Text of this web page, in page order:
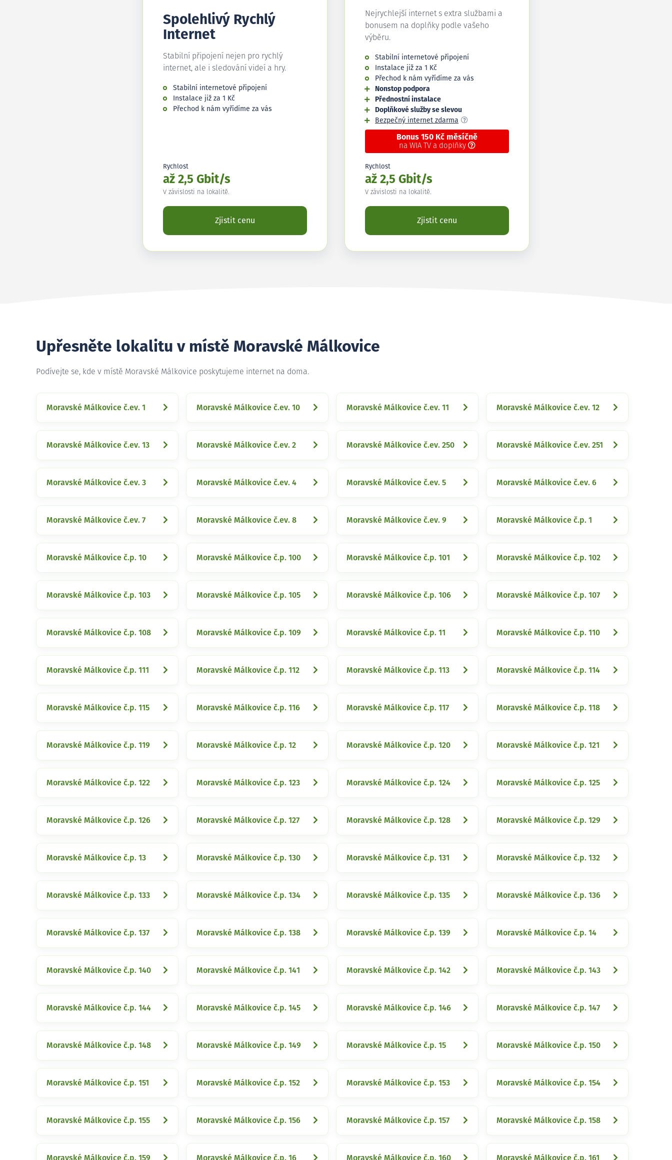
Spolehlivý Rychlý
Internet
Stabilní připojení nejen pro rychlý
internet, ale i sledování videí a hry.
Stabilní internetové připojení
Instalace již za 1 Kč
Přechod k nám vyřídíme za vás
Rychlost
až 2,5 Gbit/s
V závislosti na lokalitě.
Zjistit cenu
Nejrychlejší internet s extra službami a
bonusem na doplňky podle vašeho
výběru.
Stabilní internetové připojení
Instalace již za 1 Kč
Přechod k nám vyřídíme za vás
Nonstop podpora
Přednostní instalace
Doplňkové služby se slevou
Bezpečný internet zdarma
Bonus 150 Kč měsíčně
na WIA TV a doplňky
Rychlost
až 2,5 Gbit/s
V závislosti na lokalitě.
Zjistit cenu
Upřesněte lokalitu v místě Moravské Málkovice
Podívejte se, kde v místě Moravské Málkovice poskytujeme internet na doma.
Moravské Málkovice č.ev. 1 Moravské Málkovice č.ev. 10 Moravské Málkovice č.ev. 11 Moravské Málkovice č.ev. 12
Moravské Málkovice č.ev. 13 Moravské Málkovice č.ev. 2 Moravské Málkovice č.ev. 250 Moravské Málkovice č.ev. 251
Moravské Málkovice č.ev. 3 Moravské Málkovice č.ev. 4 Moravské Málkovice č.ev. 5 Moravské Málkovice č.ev. 6
Moravské Málkovice č.ev. 7 Moravské Málkovice č.ev. 8 Moravské Málkovice č.ev. 9 Moravské Málkovice č.p. 1
Moravské Málkovice č.p. 10 Moravské Málkovice č.p. 100 Moravské Málkovice č.p. 101 Moravské Málkovice č.p. 102
Moravské Málkovice č.p. 103 Moravské Málkovice č.p. 105 Moravské Málkovice č.p. 106 Moravské Málkovice č.p. 107
Moravské Málkovice č.p. 108 Moravské Málkovice č.p. 109 Moravské Málkovice č.p. 11 Moravské Málkovice č.p. 110
Moravské Málkovice č.p. 111 Moravské Málkovice č.p. 112 Moravské Málkovice č.p. 113 Moravské Málkovice č.p. 114
Moravské Málkovice č.p. 115 Moravské Málkovice č.p. 116 Moravské Málkovice č.p. 117 Moravské Málkovice č.p. 118
Moravské Málkovice č.p. 119 Moravské Málkovice č.p. 12 Moravské Málkovice č.p. 120 Moravské Málkovice č.p. 121
Moravské Málkovice č.p. 122 Moravské Málkovice č.p. 123 Moravské Málkovice č.p. 124 Moravské Málkovice č.p. 125
Moravské Málkovice č.p. 126 Moravské Málkovice č.p. 127 Moravské Málkovice č.p. 128 Moravské Málkovice č.p. 129
Moravské Málkovice č.p. 13 Moravské Málkovice č.p. 130 Moravské Málkovice č.p. 131 Moravské Málkovice č.p. 132
Moravské Málkovice č.p. 133 Moravské Málkovice č.p. 134 Moravské Málkovice č.p. 135 Moravské Málkovice č.p. 136
Moravské Málkovice č.p. 137 Moravské Málkovice č.p. 138 Moravské Málkovice č.p. 139 Moravské Málkovice č.p. 14
Moravské Málkovice č.p. 140 Moravské Málkovice č.p. 141 Moravské Málkovice č.p. 142 Moravské Málkovice č.p. 143
Moravské Málkovice č.p. 144 Moravské Málkovice č.p. 145 Moravské Málkovice č.p. 146 Moravské Málkovice č.p. 147
Moravské Málkovice č.p. 148 Moravské Málkovice č.p. 149 Moravské Málkovice č.p. 15 Moravské Málkovice č.p. 150
Moravské Málkovice č.p. 151 Moravské Málkovice č.p. 152 Moravské Málkovice č.p. 153 Moravské Málkovice č.p. 154
Moravské Málkovice č.p. 155 Moravské Málkovice č.p. 156 Moravské Málkovice č.p. 157 Moravské Málkovice č.p. 158
Moravské Málkovice č.p. 159 Moravské Málkovice č.p. 16 Moravské Málkovice č.p. 160 Moravské Málkovice č.p. 161